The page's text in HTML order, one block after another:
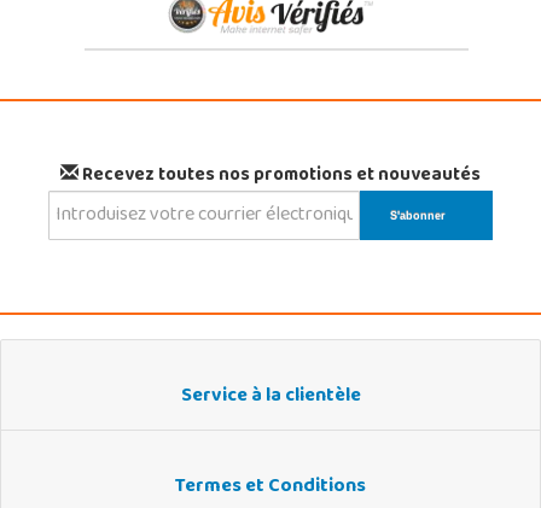
Recevez toutes nos promotions et nouveautés
Service à la clientèle
Termes et Conditions